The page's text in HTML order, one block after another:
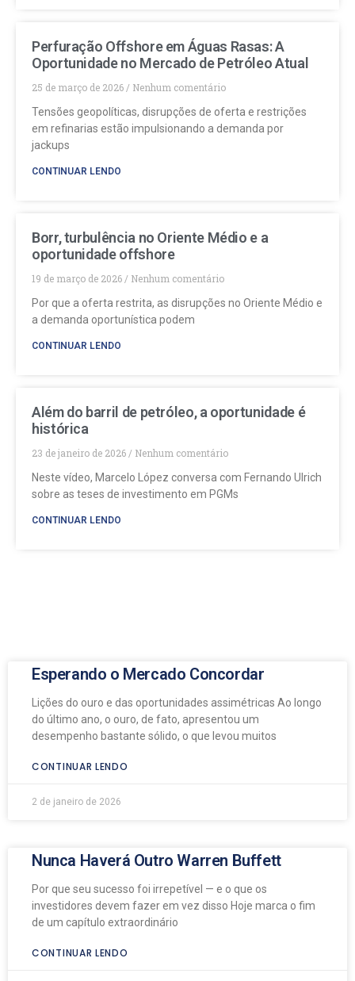
Perfuração Offshore em Águas Rasas: A
Oportunidade no Mercado de Petróleo Atual
25 de março de 2026
Nenhum comentário
Tensões geopolíticas, disrupções de oferta e restrições
em refinarias estão impulsionando a demanda por
jackups
CONTINUAR LENDO
Borr, turbulência no Oriente Médio e a
oportunidade offshore
19 de março de 2026
Nenhum comentário
Por que a oferta restrita, as disrupções no Oriente Médio e
a demanda oportunística podem
CONTINUAR LENDO
Além do barril de petróleo, a oportunidade é
histórica
23 de janeiro de 2026
Nenhum comentário
Neste vídeo, Marcelo López conversa com Fernando Ulrich
sobre as teses de investimento em PGMs
CONTINUAR LENDO
Esperando o Mercado Concordar
Lições do ouro e das oportunidades assimétricas Ao longo
do último ano, o ouro, de fato, apresentou um
desempenho bastante sólido, o que levou muitos
CONTINUAR LENDO
2 de janeiro de 2026
Nunca Haverá Outro Warren Buffett
Por que seu sucesso foi irrepetível — e o que os
investidores devem fazer em vez disso Hoje marca o fim
de um capítulo extraordinário
CONTINUAR LENDO